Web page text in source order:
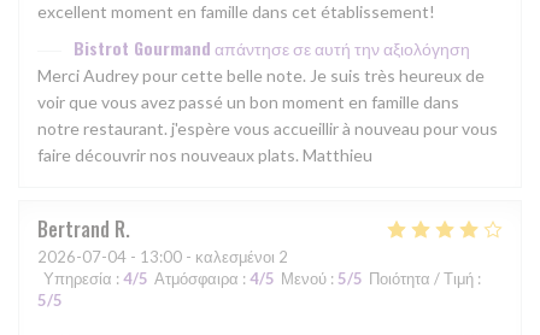
excellent moment en famille dans cet établissement!
Bistrot Gourmandαπάντησε σε αυτή την αξιολόγηση
Merci Audrey pour cette belle note. Je suis très heureux de
voir que vous avez passé un bon moment en famille dans
notre restaurant. j'espère vous accueillir à nouveau pour vous
faire découvrir nos nouveaux plats. Matthieu
Bertrand R
2026-07-04 - 13:00 - καλεσμένοι 2
Υπηρεσία : 4/5 Ατμόσφαιρα : 4/5 Μενού : 5/5 Ποιότητα / Τιμή :
5/5